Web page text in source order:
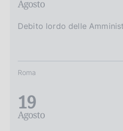
Agosto
Debito lordo delle
Roma
19
Agosto